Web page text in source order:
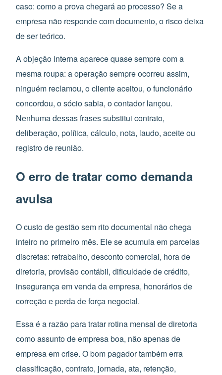
caso: como a prova chegará ao processo? Se a
empresa não responde com documento, o risco deixa
de ser teórico.
A objeção interna aparece quase sempre com a
mesma roupa: a operação sempre ocorreu assim,
ninguém reclamou, o cliente aceitou, o funcionário
concordou, o sócio sabia, o contador lançou.
Nenhuma dessas frases substitui contrato,
deliberação, política, cálculo, nota, laudo, aceite ou
registro de reunião.
O erro de tratar como demanda
avulsa
O custo de gestão sem rito documental não chega
inteiro no primeiro mês. Ele se acumula em parcelas
discretas: retrabalho, desconto comercial, hora de
diretoria, provisão contábil, dificuldade de crédito,
insegurança em venda da empresa, honorários de
correção e perda de força negocial.
Essa é a razão para tratar rotina mensal de diretoria
como assunto de empresa boa, não apenas de
empresa em crise. O bom pagador também erra
classificação, contrato, jornada, ata, retenção,